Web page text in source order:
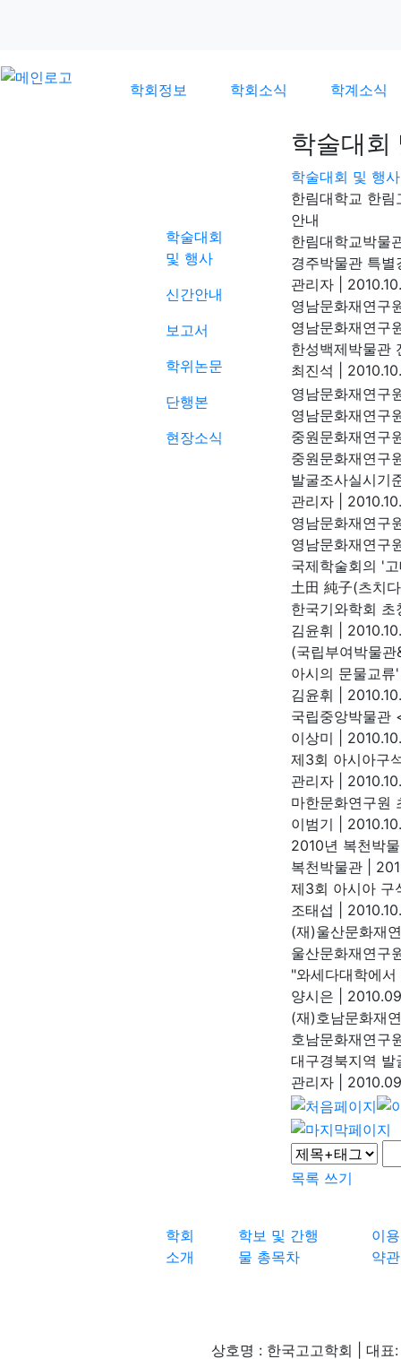
학회정보 학회소식 학계소식
학술대회
및 행사
신간안내
보고서
학위논문
단행본
현장소식
학술대회
학술대회 및 행사
한림대학교 한
안내
한림대학교박물
경주박물관 특
관리자
영남문화재연구
영남문화재연구
한성백제박물관
최진석
영남문화재연구
영남문화재연구
중원문화재연구
중원문화재연구
발굴조사실시기
관리자
영남문화재연구
영남문화재연구
국제학술회의 '
土田 純子(츠치
한국기와학회
김윤휘
(국립부여박물
아시의 문물교류
김윤휘
국립중앙박물관
이상미
제3회 아시아구
관리자
마한문화연구원
이범기
2010년 복천박
복천박물관
제3회 아시아 구
조태섭
(재)울산문화재
울산문화재연구
"와세다대학에
양시은
(재)호남문화재
호남문화재연구
대구경북지역
관리자
목록 쓰기
학회
소개
학보 및 간행
물 총목차
이용
약관
상호명 : 한국고고학회 | 대